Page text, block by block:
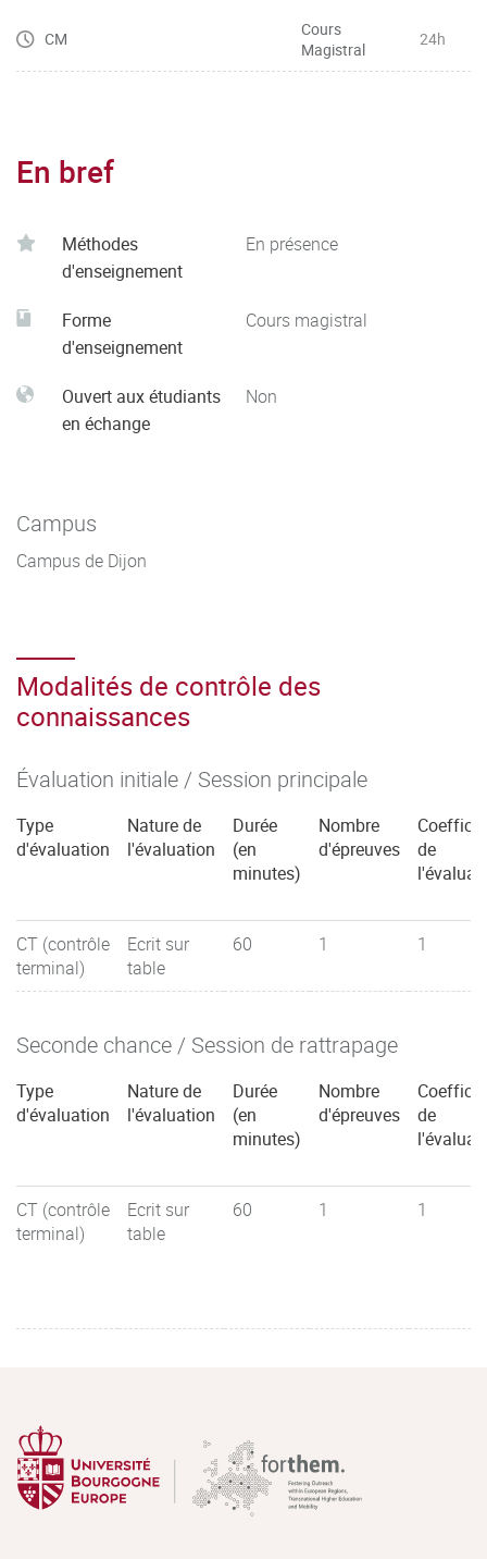
CM
Cours
Magistral
24h
En bref
Méthodes
d'enseignement
En présence
Forme
d'enseignement
Cours magistral
Ouvert aux étudiants
en échange
Non
Campus
Campus de Dijon
Modalités de contrôle des
connaissances
Évaluation initiale / Session principale
Type
d'évaluation
Nature de
l'évaluation
Durée
(en
minutes)
Nombre
d'épreuves
de
CT (contrôle
terminal)
Ecrit sur
table
60 1 1
Seconde chance / Session de rattrapage
Type
d'évaluation
Nature de
l'évaluation
Durée
(en
minutes)
Nombre
d'épreuves
de
CT (contrôle
terminal)
Ecrit sur
table
60 1 1